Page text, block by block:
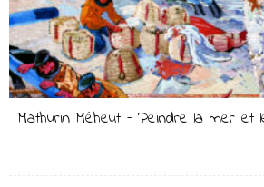
Mathurin Méheut – Peindre la mer et